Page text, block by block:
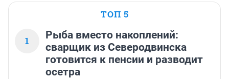
ТОП 5
1
Рыба вместо накоплений:
сварщик из Северодвинска
готовится к пенсии и разводит
осетра